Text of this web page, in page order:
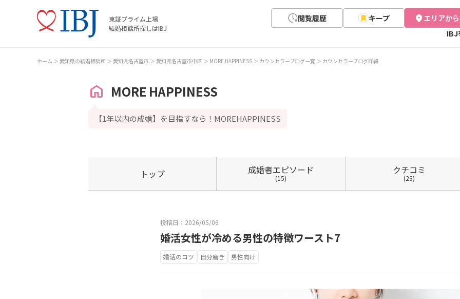
東証プライム上場
結婚相談所探しはIBJ
閲覧履歴 キープ エリアか
IBJ
ホーム 愛知県の結婚相談所 愛知県名古屋市 愛知県名古屋市中区 MORE HAPPINESS カウンセラーブログ一覧 カウンセラーブログ詳細
MORE HAPPINESS
【1年以内の成婚】を目指すなら！MOREHAPPINESS
トップ 成婚者エピソード
(15)
クチコミ
(23)
投稿日：2026/05/06
婚活女性が冷める男性の特徴ワースト7
婚活のコツ 自分磨き 男性向け